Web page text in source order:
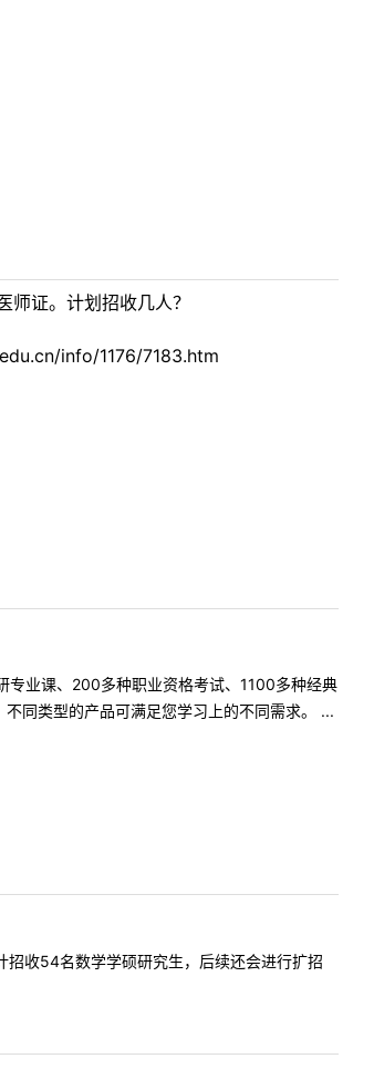
证。计划招收几人？
info/1176/7183.htm
专业课、200多种职业资格考试、1100多种经典
同类型的产品可满足您学习上的不同需求。 ...
收54名数学学硕研究生，后续还会进行扩招